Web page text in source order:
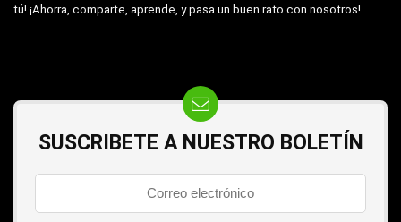
tú! ¡Ahorra, comparte, aprende, y pasa un buen rato con nosotros!
SUSCRIBETE A NUESTRO BOLETÍN